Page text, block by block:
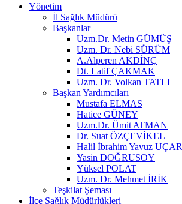
Yönetim
İl Sağlık Müdürü
Başkanlar
Uzm.Dr. Metin GÜMÜŞ
Uzm. Dr. Nebi SÜRÜM
A.Alperen AKDİNÇ
Dt. Latif ÇAKMAK
Uzm. Dr. Volkan TATLI
Başkan Yardımcıları
Mustafa ELMAS
Hatice GÜNEY
Uzm.Dr. Ümit ATMAN
Dr. Suat ÖZÇEVİKEL
Halil İbrahim Yavuz UÇAR
Yasin DOĞRUSOY
Yüksel POLAT
Uzm. Dr. Mehmet İRİK
Teşkilat Şeması
İlçe Sağlık Müdürlükleri